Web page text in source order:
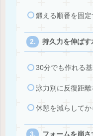
鍛える順番を固定
持久力を伸ば
30分でも作れる
泳力別に反復距離
休憩を減らして
フォームを崩